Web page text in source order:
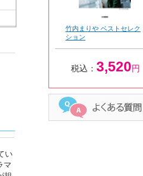
い
マ
竹内まりや ベストセレク
ション
税込： 3,520円